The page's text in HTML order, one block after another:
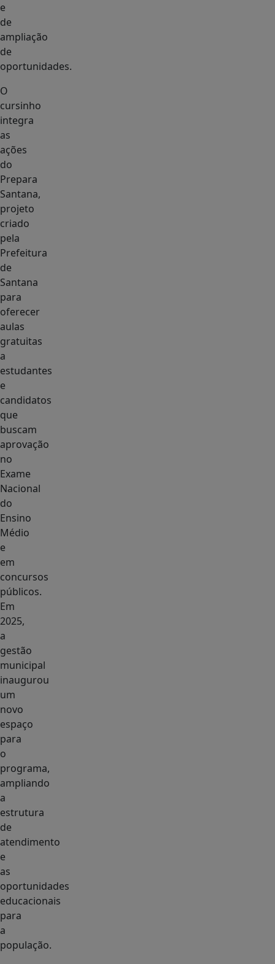
e
de
ampliação
de
oportunidades.
O
cursinho
integra
as
ações
do
Prepara
Santana,
projeto
criado
pela
Prefeitura
de
Santana
para
oferecer
aulas
gratuitas
a
estudantes
e
candidatos
que
buscam
aprovação
no
Exame
Nacional
do
Ensino
Médio
e
em
concursos
públicos.
Em
2025,
a
gestão
municipal
inaugurou
um
novo
espaço
para
o
programa,
ampliando
a
estrutura
de
atendimento
e
as
oportunidades
educacionais
para
a
população.